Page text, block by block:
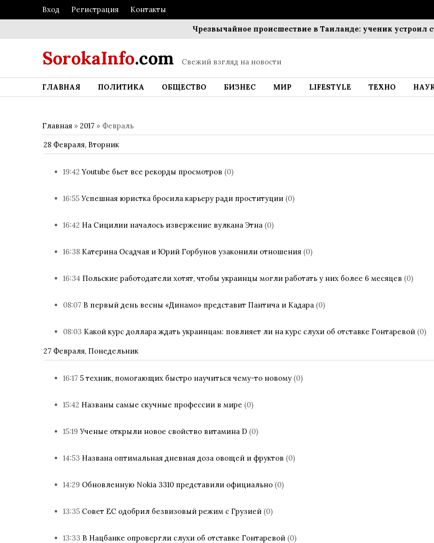
Вход Регистрация Контакты
Чрезвычайное происшествие в Таиланде: ученик устроил
SorokaInfo.com Свежий взгляд на новости
ГЛАВНАЯ ПОЛИТИКА ОБЩЕСТВО БИЗНЕС МИР LIFESTYLE ТЕХНО
Главная » 2017 » Февраль
28 Февраля, Вторник
19:42 Youtube бьет все рекорды просмотров (0)
16:55 Успешная юристка бросила карьеру ради проституции (0)
16:42 На Сицилии началось извержение вулкана Этна (0)
16:38 Катерина Осадчая и Юрий Горбунов узаконили отношения (0)
16:34 Польские работодатели хотят, чтобы украинцы могли работать у них более 6 месяцев (0)
08:07 В первый день весны «Динамо» представит Пантича и Кадара (0)
08:03 Какой курс доллара ждать украинцам: повлияет ли на курс слухи об отставке Гонтаревой (0)
27 Февраля, Понедельник
16:17 5 техник, помогающих быстро научиться чему-то новому (0)
15:42 Названы самые скучные профессии в мире (0)
15:19 Ученые открыли новое свойство витамина D (0)
14:53 Названа оптимальная дневная доза овощей и фруктов (0)
14:29 Обновленную Nokia 3310 представили официально (0)
13:35 Совет ЕС одобрил безвизовый режим с Грузией (0)
13:33 В Нацбанке опровергли слухи об отставке Гонтаревой (0)